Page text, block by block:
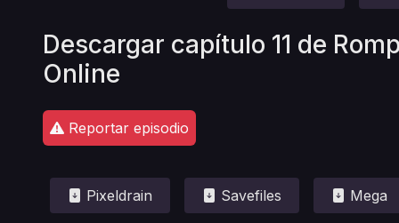
Descargar capítulo 11 de
Online
Reportar episodio
Pixeldrain Savefiles Mega